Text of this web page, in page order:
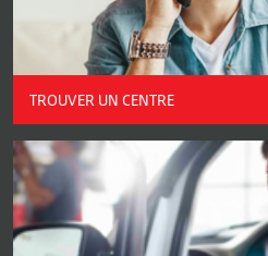
TROUVER UN CENTRE